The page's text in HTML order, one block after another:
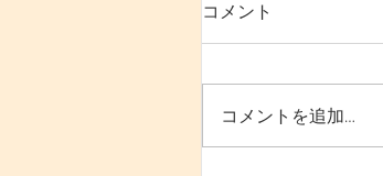
コメント
コメントを追加…